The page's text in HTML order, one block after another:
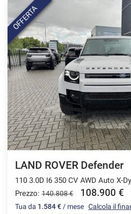
OFFERTA
LAND ROVER Defender
110 3.0D I6 350 CV AWD Auto X-
Prezzo: 140.808 € 108.900 €
Tua da 1.584 € / mese Calcola il